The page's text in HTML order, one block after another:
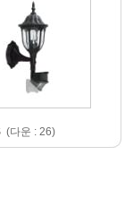
(다운 : 26)